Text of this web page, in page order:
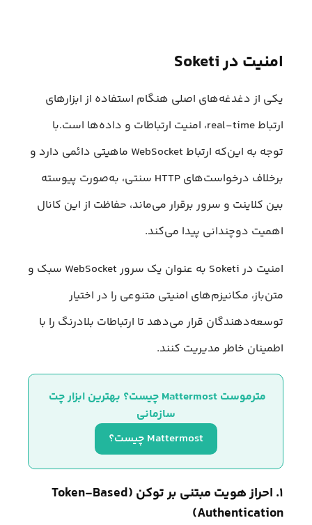
امنیت در Soketi
یکی از دغدغه‌های اصلی هنگام استفاده از ابزارهای
ارتباط real-time، امنیت ارتباطات و داده‎‌ها است.با
توجه به این‌که ارتباط WebSocket ماهیتی دائمی دارد و
برخلاف درخواست‌های HTTP سنتی، به‌صورت پیوسته
بین کلاینت و سرور برقرار می‌ماند، حفاظت از این کانال
اهمیت دوچندانی پیدا می‌کند.
امنیت در Soketi به عنوان یک سرور WebSocket سبک و
متن‌باز، مکانیزم‌های امنیتی متنوعی را در اختیار
توسعه‌دهندگان قرار می‌دهد تا ارتباطات بلادرنگ را با
اطمینان خاطر مدیریت کنند.
مترموست Mattermost چیست؟ بهترین ابزار چت
سازمانی
Mattermost چیست؟
۱. احراز هویت مبتنی بر توکن (Token-Based
Authentication)